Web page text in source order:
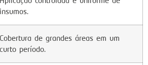
insumos.
Cobertura de grandes áreas em um
curto período.